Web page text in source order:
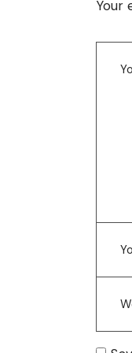
Your